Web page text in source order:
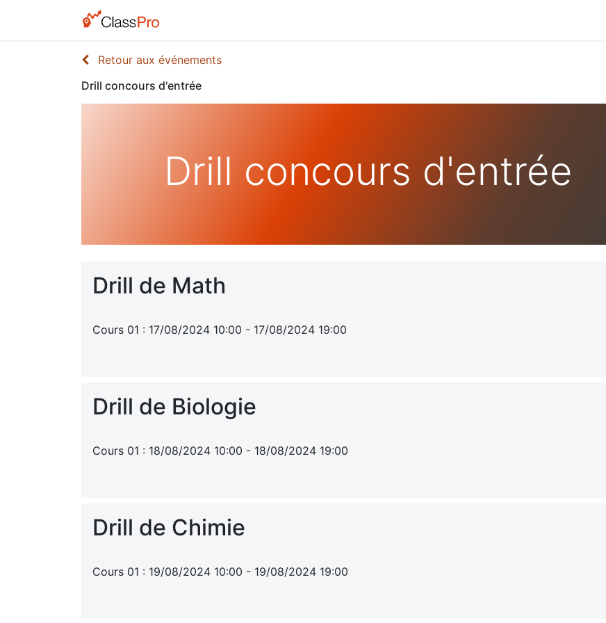
Retour aux événements
Drill concours d'entrée
Drill concours d'entrée
Drill de Math
Cours 01 : 17/08/2024 10:00 - 17/08/2024 19:00
Drill de Biologie
Cours 01 : 18/08/2024 10:00 - 18/08/2024 19:00
Drill de Chimie
Cours 01 : 19/08/2024 10:00 - 19/08/2024 19:00